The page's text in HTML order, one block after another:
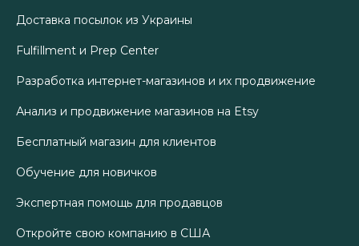
Доставка посылок из Украины
Fulfillment и Prep Center
Разработка интернет-магазинов и их продвижение
Анализ и продвижение магазинов на Etsy
Бесплатный магазин для клиентов
Обучение для новичков
Экспертная помощь для продавцов
Откройте свою компанию в США